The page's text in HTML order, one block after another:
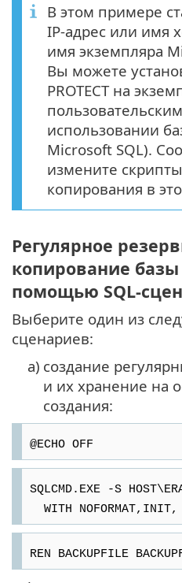
В этом примере
IP-адрес или имя
имя экземпляра
Вы можете
PROTECT на
использовании
Microsoft SQL).
измените
копирования в
Регулярное
копирование
помощью SQL-
Выберите один из
сценариев:
a) создание
и их хранение на
создания:
@ECHO OFF
SQLCMD.EXE -S
WITH NOFORMAT,INIT,
REN BACKUPFILE